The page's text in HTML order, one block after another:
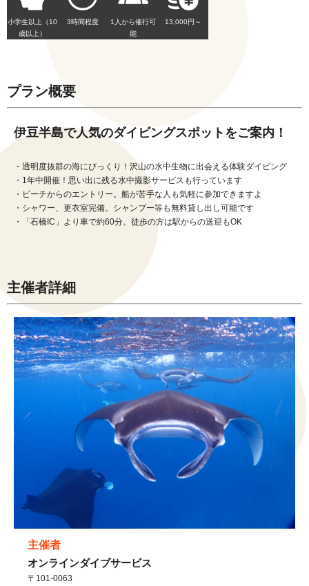
小学生以上（10
歳以上）
3時間程度
1人から催行可
能
13,000円～
プラン概要
伊豆半島で人気のダイビングスポットをご案内！
・透明度抜群の海にびっくり！沢山の水中生物に出会える体験ダイビング
・1年中開催！思い出に残る水中撮影サービスも行っています
・ビーチからのエントリー。船が苦手な人も気軽に参加できますよ
・シャワー、更衣室完備。シャンプー等も無料貸し出し可能です
・「石橋IC」より車で約60分。徒歩の方は駅からの送迎もOK
主催者詳細
主催者
オンラインダイブサービス
〒101-0063